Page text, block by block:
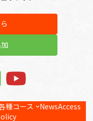
ア
イ
コ
リ
ン
ク
種コース NewsAccess